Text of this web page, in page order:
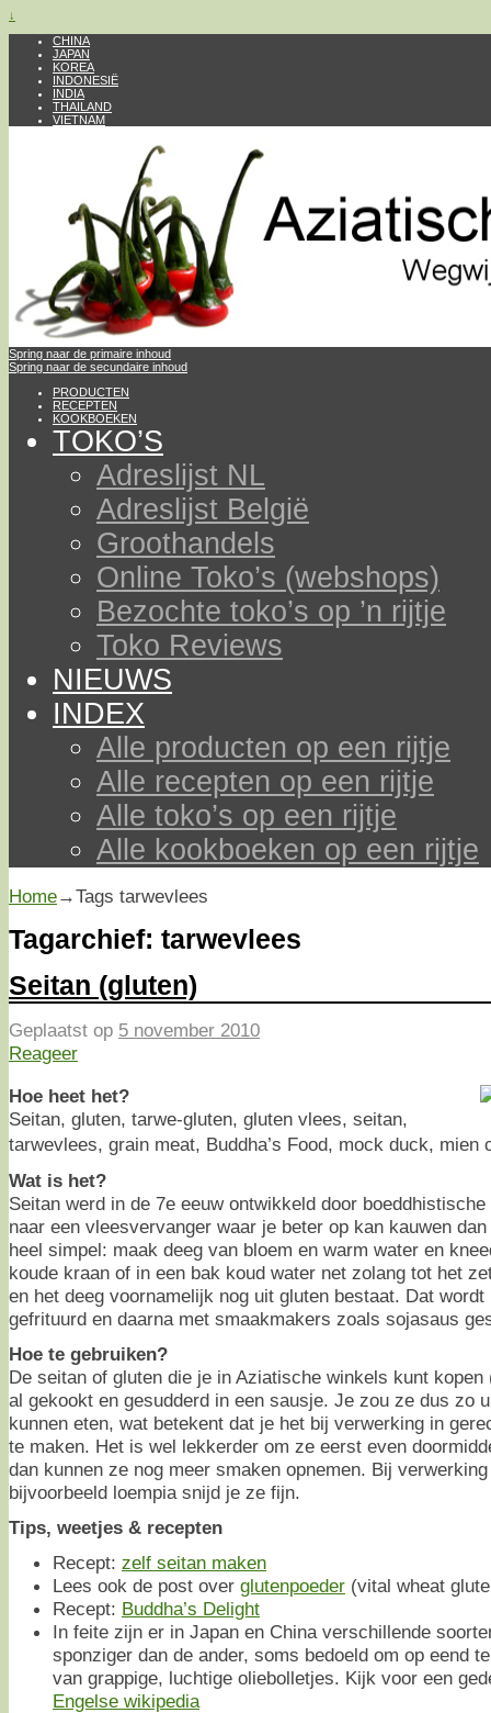
↓
CHINA
JAPAN
KOREA
INDONESIË
INDIA
THAILAND
VIETNAM
Spring naar de primaire inhoud
Spring naar de secundaire inhoud
PRODUCTEN
RECEPTEN
KOOKBOEKEN
TOKO’S
Adreslijst NL
Adreslijst België
Groothandels
Online Toko’s (webshops)
Bezochte toko’s op ’n rijtje
Toko Reviews
NIEUWS
INDEX
Alle producten op een rijtje
Alle recepten op een rijtje
Alle toko’s op een rijtje
Alle kookboeken op een rijtje
Home→Tags tarwevlees
Tagarchief: tarwevlees
Seitan (gluten)
Geplaatst op 5 november 2010
Reageer
Hoe heet het?
Seitan, gluten, tarwe-gluten, gluten vlees, seitan,
tarwevlees, grain meat, Buddha’s Food, mock duck, mien
Wat is het?
Seitan werd in de 7e eeuw ontwikkeld door
naar een vleesvervanger waar je beter op kan kauwen
heel simpel: maak deeg van bloem en warm water en
koude kraan of in een bak koud water net zolang tot het
en het deeg voornamelijk nog uit gluten bestaat. Dat
gefrituurd en daarna met smaakmakers zoals sojasaus
Hoe te gebruiken?
De seitan of gluten die je in Aziatische winkels kunt
al gekookt en gesudderd in een sausje. Je zou ze dus zo
kunnen eten, wat betekent dat je het bij verwerking in
te maken. Het is wel lekkerder om ze eerst even
dan kunnen ze nog meer smaken opnemen. Bij
bijvoorbeeld loempia snijd je ze fijn.
Tips, weetjes & recepten
Recept: zelf seitan maken
Lees ook de post over glutenpoeder (vital wheat
Recept: Buddha’s Delight
In feite zijn er in Japan en China verschillende
sponziger dan de ander, soms bedoeld om op eend
van grappige, luchtige oliebolletjes. Kijk voor een
Engelse wikipedia